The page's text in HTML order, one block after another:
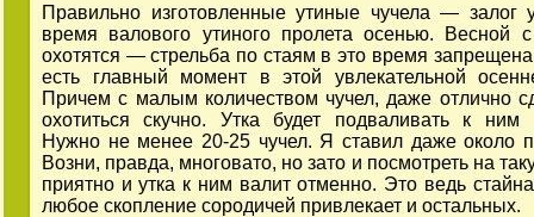
Правильно изготовленные утиные чучела — залог
время валового утиного пролета осенью. Весной
охотятся — стрельба по стаям в это время
есть главный момент в этой увлекательной
Причем с малым количеством чучел, даже отлично
охотиться скучно. Утка будет подваливать к ним
Нужно не менее 20-25 чучел. Я ставил даже около
Возни, правда, многовато, но зато и посмотреть на
приятно и утка к ним валит отменно. Это ведь
любое скопление сородичей привлекает и остальных.